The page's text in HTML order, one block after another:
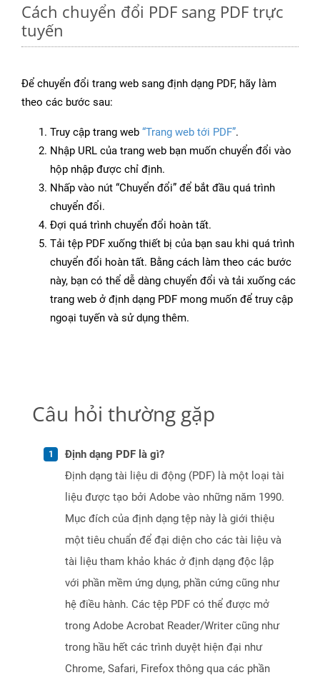
Cách chuyển đổi PDF sang PDF trực
tuyến
Để chuyển đổi trang web sang định dạng PDF, hãy làm
theo các bước sau:
Truy cập trang web “Trang web tới PDF”.
Nhập URL của trang web bạn muốn chuyển đổi vào
hộp nhập được chỉ định.
Nhấp vào nút “Chuyển đổi” để bắt đầu quá trình
chuyển đổi.
Đợi quá trình chuyển đổi hoàn tất.
Tải tệp PDF xuống thiết bị của bạn sau khi quá trình
chuyển đổi hoàn tất. Bằng cách làm theo các bước
này, bạn có thể dễ dàng chuyển đổi và tải xuống các
trang web ở định dạng PDF mong muốn để truy cập
ngoại tuyến và sử dụng thêm.
Câu hỏi thường gặp
Định dạng PDF là gì?
Định dạng tài liệu di động (PDF) là một loại tài
liệu được tạo bởi Adobe vào những năm 1990.
Mục đích của định dạng tệp này là giới thiệu
một tiêu chuẩn để đại diện cho các tài liệu và
tài liệu tham khảo khác ở định dạng độc lập
với phần mềm ứng dụng, phần cứng cũng như
hệ điều hành. Các tệp PDF có thể được mở
trong Adobe Acrobat Reader/Writer cũng như
trong hầu hết các trình duyệt hiện đại như
Chrome, Safari, Firefox thông qua các phần